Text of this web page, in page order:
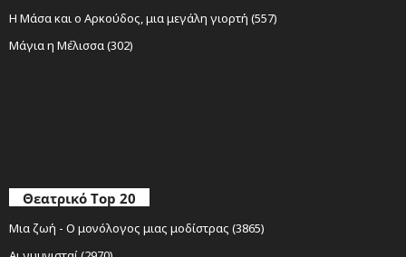
Η Μάσα και ο Αρκούδος, μια μεγάλη γιορτή (557)
Μάγια η Μέλισσα (302)
Θεατρικό Top 20
Μια ζωή - Ο μονόλογος μιας μοδίστρας (3865)